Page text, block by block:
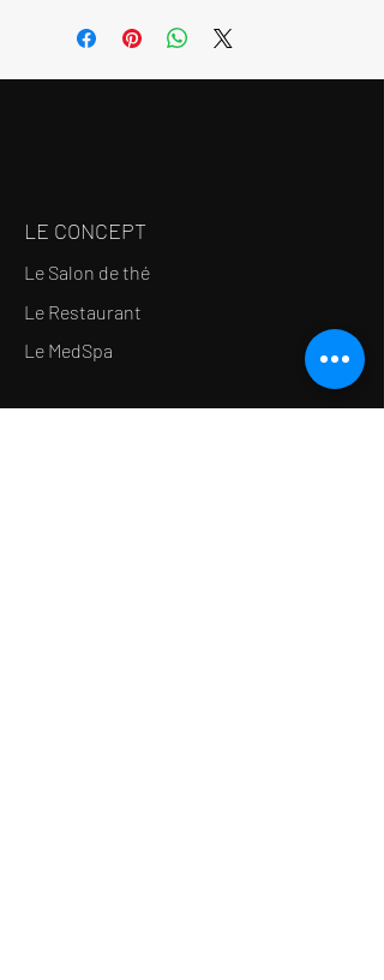
Capacité : 350ml
Sans emballage
LE CONCEPT
Le Salon de thé
Le Restaurant
Le MedSpa